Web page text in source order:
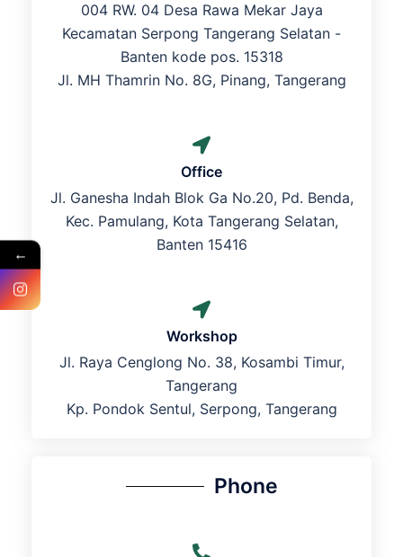
004 RW. 04 Desa Rawa Mekar Jaya
Kecamatan Serpong Tangerang Selatan -
Banten kode pos. 15318
Jl. MH Thamrin No. 8G, Pinang, Tangerang
Office
Jl. Ganesha Indah Blok Ga No.20, Pd. Benda,
Kec. Pamulang, Kota Tangerang Selatan,
Banten 15416
Workshop
Jl. Raya Cenglong No. 38, Kosambi Timur,
Tangerang
Kp. Pondok Sentul, Serpong, Tangerang
Phone
←